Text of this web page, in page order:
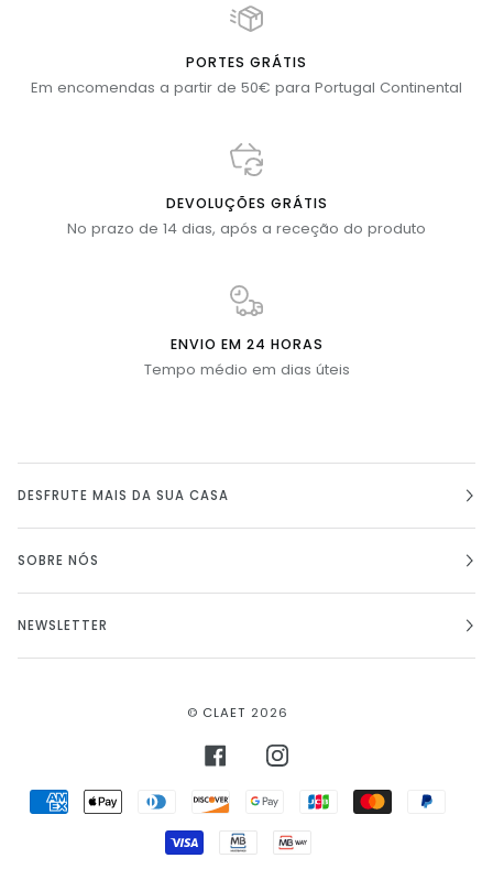
PORTES GRÁTIS
Em encomendas a partir de 50€ para Portugal Continental
DEVOLUÇÕES GRÁTIS
No prazo de 14 dias, após a receção do produto
ENVIO EM 24 HORAS
Tempo médio em dias úteis
DESFRUTE MAIS DA SUA CASA
SOBRE NÓS
NEWSLETTER
© CLAET 2026
FACEBOOKINSTAGRAM
AMERICAN
EXPRESS
APPLE
PAY
DINERS
CLUB
DISCOVERGOOGLE
JCB MASTER
VISA